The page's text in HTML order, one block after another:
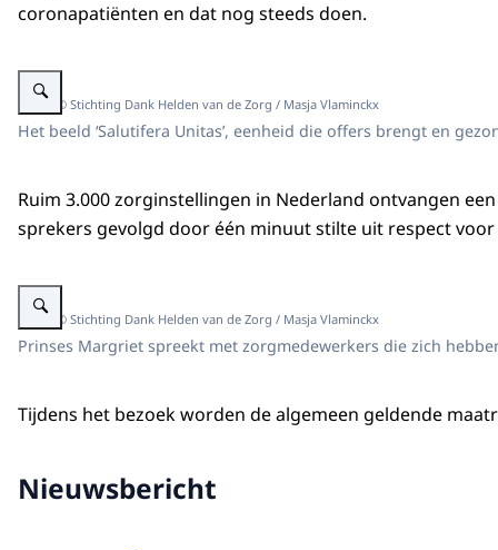
coronapatiënten en dat nog steeds doen.⁣
Vergroot afbeelding Prinses Margriet, Minister De Jonge, een
Beeld: © Stichting Dank Helden van de Zorg / Masja Vlaminckx
Het beeld ‘Salutifera Unitas’, eenheid die offers brengt en
Ruim 3.000 zorginstellingen in Nederland ontvangen
sprekers gevolgd door één minuut stilte uit respect
Vergroot afbeelding Prinses Margriet spreekt met zorgmedewerkers.
Beeld: © Stichting Dank Helden van de Zorg / Masja Vlaminckx
Prinses Margriet spreekt met zorgmedewerkers die zich
Tijdens het bezoek worden de algemeen geldende
Nieuwsbericht